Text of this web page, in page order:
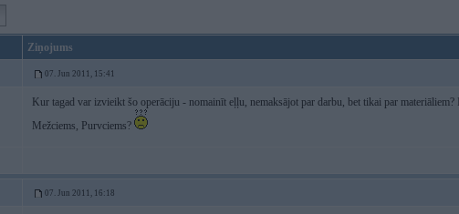
Ziņojums
07. Jun 2011, 15:41
Kur tagad var izvieikt šo operāciju - nomainīt eļļu, nemaksājot par darbu, bet tikai par materiāliem?
Mežciems, Purvciems?
07. Jun 2011, 16:18